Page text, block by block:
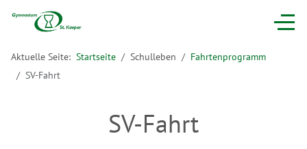
Aktuelle Seite:Startseite Schulleben
Fahrtenprogramm
SV-Fahrt
SV-Fahrt